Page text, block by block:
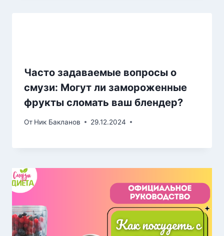
Часто задаваемые вопросы о
смузи: Могут ли замороженные
фрукты сломать ваш блендер?
От Ник Бакланов 29.12.2024